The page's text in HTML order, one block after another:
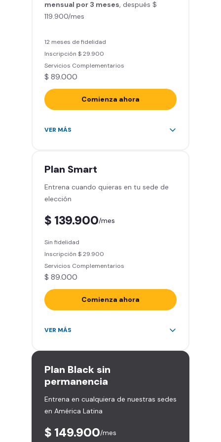
Clases grupales con profesores*
(Sujeto a disponibilidad de salón
Acceso a todas las áreas de la
sede
mensual por 3 meses , después $
119.900/mes
12 meses de fidelidad
Inscripción $ 29.900
Servicios Complementarios
$ 89.000
Comienza ahora
Acceso ilimitado a más de 2.000
Smart Spa (Relájate en los sillones
de masajes)
Descuentos especiales en marcas
Smart Fit App (Tu plan de
Clases grupales con profesores*
(Sujeto a disponibilidad de salón
en cada sede)
Acceso a todas las áreas de la
VER MÁS
Plan Smart
Entrena cuando quieras en tu sede de
elección
$ 139.900/mes
Sin fidelidad
Inscripción $ 29.900
Servicios Complementarios
$ 89.000
Comienza ahora
Acceso ilimitado a más de 2.000
Derecho a traer un invitado 5
Smart Spa (Relájate en los sillones
de masajes)
Descuentos especiales en marcas
aliadas
entrenamiento personalizado)
VER MÁS
Plan Black sin
permanencia
Entrena en cualquiera de nuestras sedes
en América Latina
$ 149.900/mes